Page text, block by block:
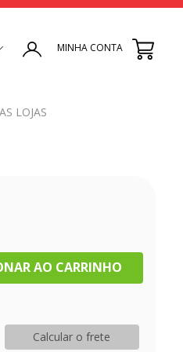
MINHA CONTA
LOJAS
AO CARRINHO
Calcular o frete